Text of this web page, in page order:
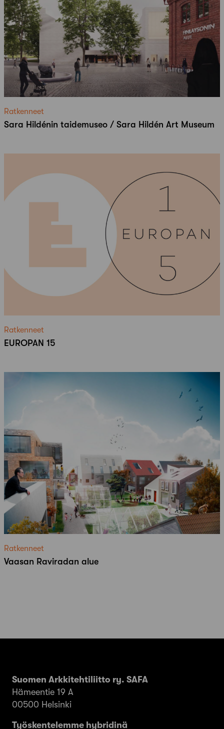
Ratkenneet
Sara Hildénin taidemuseo / Sara Hildén Art Museum
Ratkenneet
EUROPAN 15
Ratkenneet
Vaasan Raviradan alue
Suomen Arkkitehtiliitto ry. SAFA
Hämeentie 19 A
00500 Helsinki
Työskentelemme hybridinä